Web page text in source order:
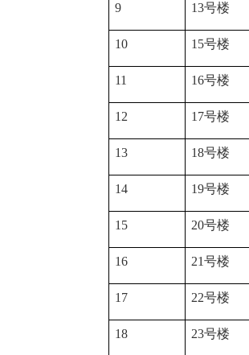
9 13号楼
10 15号楼
11 16号楼
12 17号楼
13 18号楼
14 19号楼
15 20号楼
16 21号楼
17 22号楼
18 23号楼